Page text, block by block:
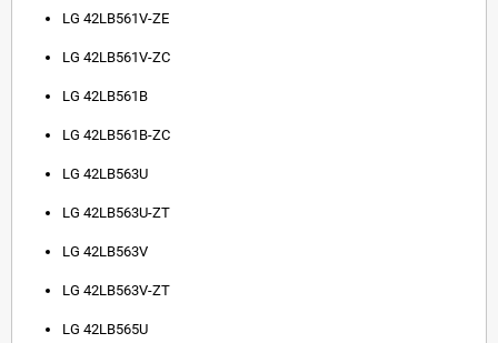
LG 42LB561V-ZE
LG 42LB561V-ZC
LG 42LB561B
LG 42LB561B-ZC
LG 42LB563U
LG 42LB563U-ZT
LG 42LB563V
LG 42LB563V-ZT
LG 42LB565U